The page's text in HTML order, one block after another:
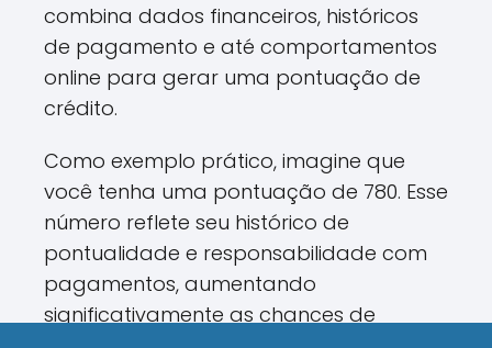
combina dados financeiros, históricos
de pagamento e até comportamentos
online para gerar uma pontuação de
crédito.
Como exemplo prático, imagine que
você tenha uma pontuação de 780. Esse
número reflete seu histórico de
pontualidade e responsabilidade com
pagamentos, aumentando
significativamente as chances de